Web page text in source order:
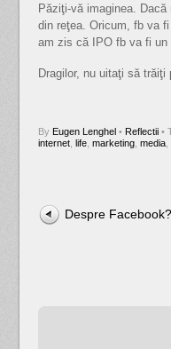
Păziţi-vă imaginea.
din reţea. Oricum, fb va
am zis că IPO fb va fi un
Dragilor, nu uitaţi să trăiţi
By Eugen Lenghel• Reflectii •
internet, life, marketing, media,
Despre